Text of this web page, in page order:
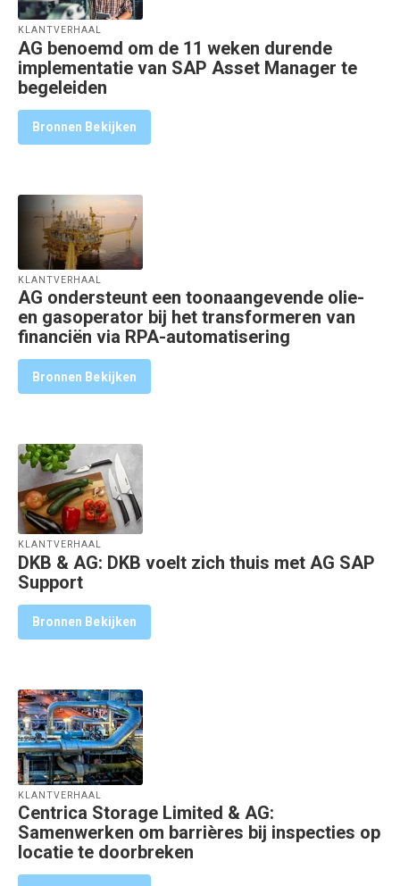
KLANTVERHAAL
AG benoemd om de 11 weken durende
implementatie van SAP Asset Manager te
begeleiden
Bronnen Bekijken
KLANTVERHAAL
AG ondersteunt een toonaangevende olie-
en gasoperator bij het transformeren van
financiën via RPA-automatisering
Bronnen Bekijken
KLANTVERHAAL
DKB & AG: DKB voelt zich thuis met AG SAP
Support
Bronnen Bekijken
KLANTVERHAAL
Centrica Storage Limited & AG:
Samenwerken om barrières bij inspecties op
locatie te doorbreken